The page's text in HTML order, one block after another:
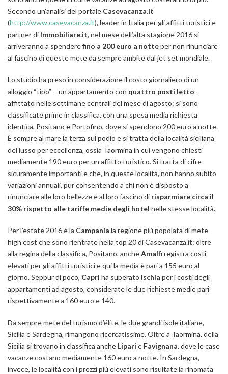
Secondo un’analisi del portale Casevacanza.it
(http://www.casevacanza.it), leader in Italia per gli affitti turistici e
partner di Immobiliare.it, nel mese dell’alta stagione 2016 si
arriveranno a spenderefino a 200 euro a notteper non rinunciare
al fascino di queste mete da sempre ambite dal jet set mondiale.
Lo studio ha preso in considerazione il costo giornaliero di un
alloggio “tipo” – un appartamento con quattro posti letto –
affittato nelle settimane centrali del mese di agosto: si sono
classificate prime in classifica, con una spesa media richiesta
identica, Positano e Portofino, dove si spendono 200 euro a notte.
È sempre al mare la terza sul podio e si tratta della località siciliana
del lusso per eccellenza, ossia Taormina in cui vengono chiesti
mediamente 190 euro per un affitto turistico. Si tratta di cifre
sicuramente importanti e che, in queste località, non hanno subito
variazioni annuali, pur consentendo a chi non è disposto a
rinunciare alle loro bellezze e al loro fascino di risparmiare circa il
30% rispetto alle tariffe medie degli hotel nelle stesse località.
Per l’estate 2016 è la Campania la regione più popolata di mete
high cost che sono rientrate nella top 20 di Casevacanza.it: oltre
alla regina della classifica, Positano, ancheAmalfi registra costi
elevati per gli affitti turistici e qui la media è pari a 155 euro al
giorno. Seppur di poco, Capri ha superato Ischia per i costi degli
appartamenti ad agosto, considerate le due richieste medie pari
rispettivamente a 160 euro e 140.
Da sempre mete del turismo d’élite, le due grandi isole italiane,
Sicilia e Sardegna, rimangono ricercatissime. Oltre a Taormina, della
Sicilia si trovano in classifica anche Lipari e Favignana, dove le case
vacanze costano mediamente 160 euro a notte. In Sardegna,
invece, le località con i prezzi più elevati sono risultate la rinomata